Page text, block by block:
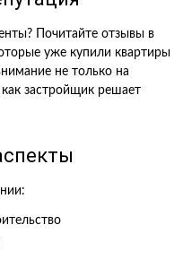
Почитайте отзывы в
уже купили квартиры
не только на
как застройщик решает